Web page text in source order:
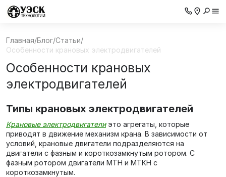
Главная/Блог/Статьи/
Особенности крановых электродвигателей
Особенности крановых
электродвигателей
Типы крановых электродвигателей
Крановые электродвигателиэто агрегаты, которые
приводят в движение механизм крана. В зависимости от
условий, крановые двигатели подразделяются на
двигатели с фазным и короткозамкнутым ротором. С
фазным ротором двигатели МТН и МТКН с
короткозамкнутым.